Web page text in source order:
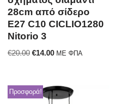
28cm από σίδερο
E27 C10 CICLIO1280
Nitorio 3
€20.00 €14.00 ΜΕ ΦΠΑ
Προσφορά!